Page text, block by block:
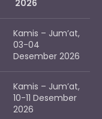
2026
Kamis – Jum’at,
03-04
Desember 2026
Kamis – Jum’at,
10-11 Desember
2026